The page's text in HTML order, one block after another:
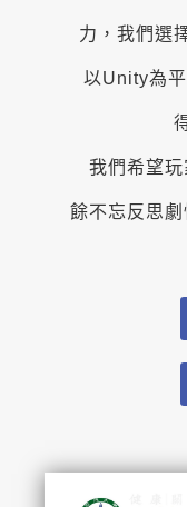
力，我們選
以Unity為平
我們希望
餘不忘反思